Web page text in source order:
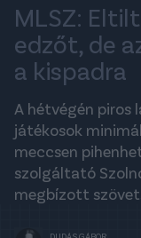
MLSZ:
edzőt, de
a kispadra
A hétvégén piros
játékosok
meccsen
szolgáltató
megbízott